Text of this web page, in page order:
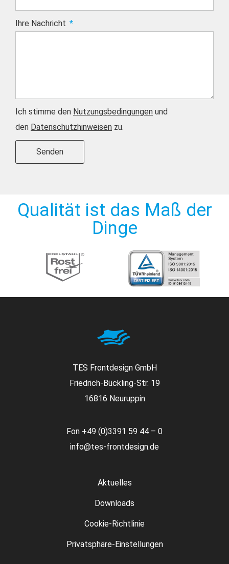
Ihre Nachricht
Ich stimme den Nutzungsbedingungen und
den Datenschutzhinweisen zu.
Senden
Qualität ist das Maß der
Dinge
TES Frontdesign GmbH
Friedrich-Bückling-Str. 19
16816 Neuruppin
Fon +49 (0)3391 59 44 – 0
info@tes-frontdesign.de
Aktuelles
Downloads
Cookie-Richtlinie
Privatsphäre-Einstellungen